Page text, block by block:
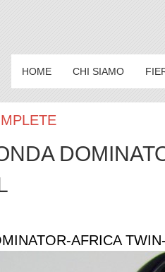
HOME CHI SIAMO
AFRICA